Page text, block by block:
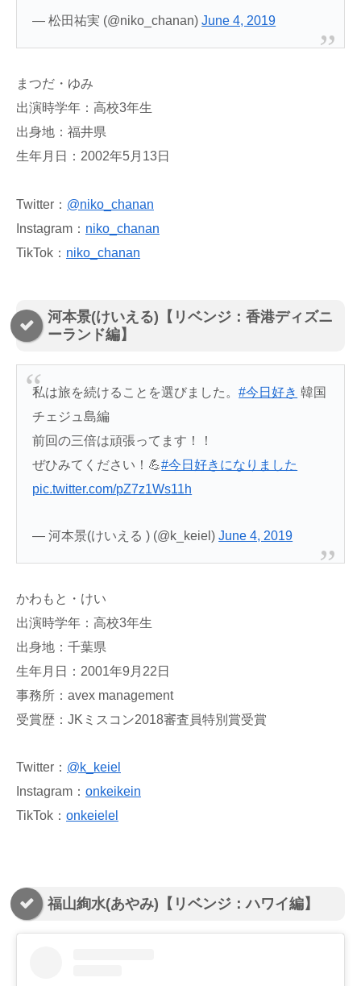
— 松田祐実 (@niko_chanan)June 4, 2019
まつだ・ゆみ
出演時学年：高校3年生
出身地：福井県
生年月日：2002年5月13日
Twitter： @niko_chanan
Instagram： niko_chanan
TikTok： niko_chanan
河本景(けいえる)【リベンジ：香港ディズニ
ーランド編】
私は旅を続けることを選びました。#今日好き 韓国
チェジュ島編
前回の三倍は頑張ってます！！
ぜひみてください！💪#今日好きになりました
pic.twitter.com/pZ7z1Ws11h
— 河本景(けいえる ) (@k_keiel)June 4, 2019
かわもと・けい
出演時学年：高校3年生
出身地：千葉県
生年月日：2001年9月22日
事務所：avex management
受賞歴：JKミスコン2018審査員特別賞受賞
Twitter： @k_keiel
Instagram： onkeikein
TikTok： onkeielel
福山絢水(あやみ)【リベンジ：ハワイ編】